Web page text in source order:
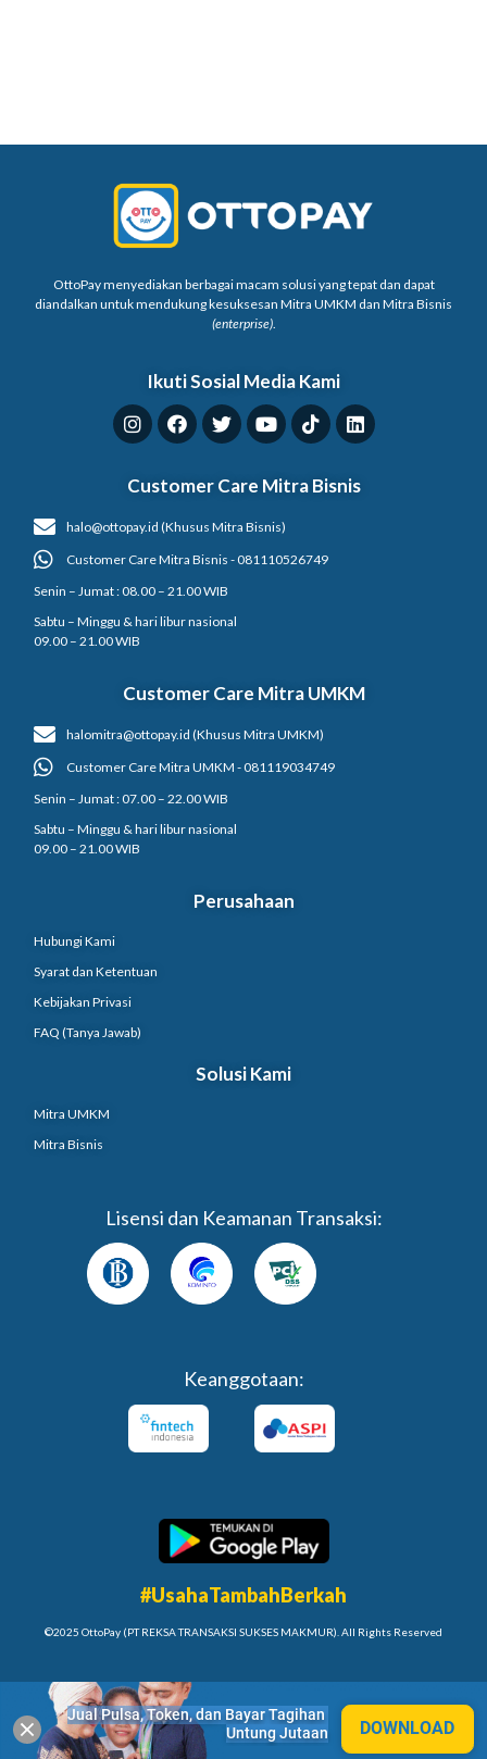
OttoPay menyediakan berbagai macam solusi yang tepat dan dapat
diandalkan untuk mendukung kesuksesan Mitra UMKM dan Mitra Bisnis
(enterprise).
Ikuti Sosial Media Kami
Customer Care Mitra Bisnis
halo@ottopay.id (Khusus Mitra Bisnis)
Customer Care Mitra Bisnis - 081110526749
Senin – Jumat : 08.00 – 21.00 WIB
Sabtu – Minggu & hari libur nasional
09.00 – 21.00 WIB
Customer Care Mitra UMKM
halomitra@ottopay.id (Khusus Mitra UMKM)
Customer Care Mitra UMKM - 081119034749
Senin – Jumat : 07.00 – 22.00 WIB
Sabtu – Minggu & hari libur nasional
09.00 – 21.00 WIB
Perusahaan
Hubungi Kami
Syarat dan Ketentuan
Kebijakan Privasi
FAQ (Tanya Jawab)
Solusi Kami
Mitra UMKM
Mitra Bisnis
Lisensi dan Keamanan Transaksi:
Keanggotaan:
©2025 OttoPay (PT REKSA TRANSAKSI SUKSES MAKMUR). All Rights Reserved
#UsahaTambahBerkah
Jual Pulsa, Token, dan Bayar Tagihan
Untung Jutaan
DOWNLOAD